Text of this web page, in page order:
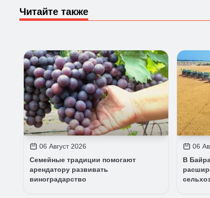
Читайте также
06 Август 2026
Семейные традиции помогают
арендатору развивать
виноградарство
06
В